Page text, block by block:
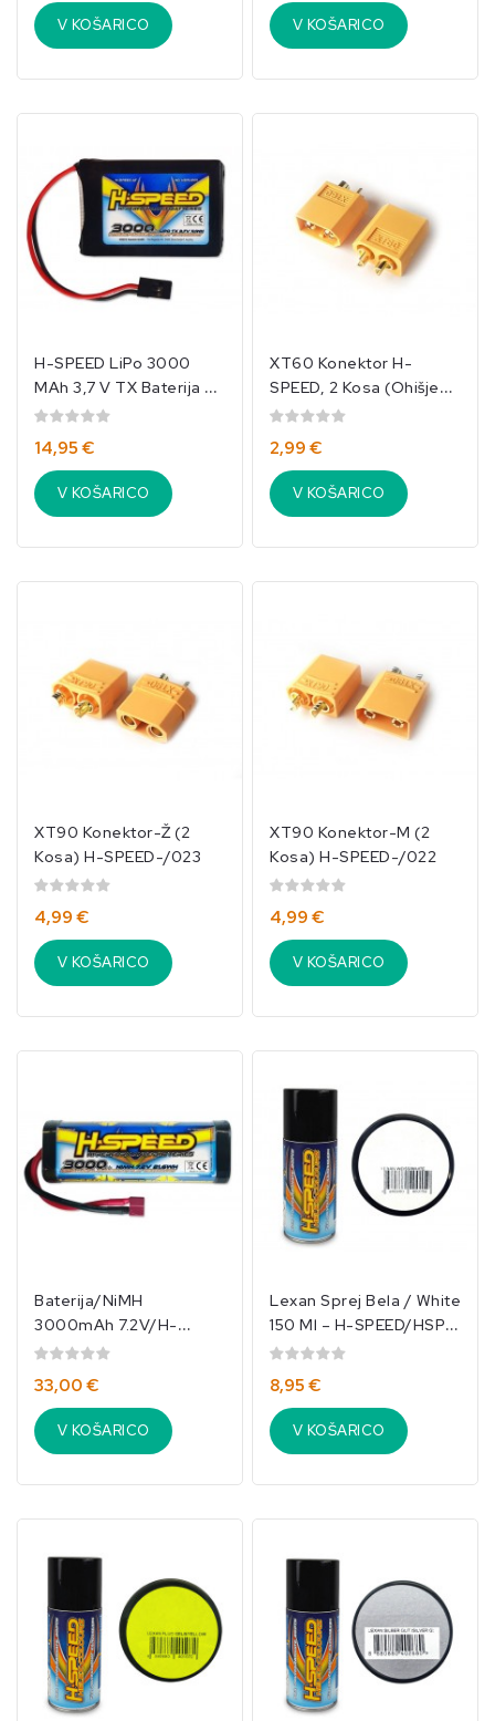
V KOŠARICO V KOŠARICO
H-SPEED LiPo 3000
MAh 3,7 V TX Baterija Za
Oddajnik/50014
14,95 €
V KOŠARICO
XT60 Konektor H-
SPEED, 2 Kosa (ohišje
Ženski / Kontakti
2,99 €
V KOŠARICO
XT90 Konektor-Ž (2
Kosa) H-SPEED-/023
4,99 €
V KOŠARICO
XT90 Konektor-M (2
Kosa) H-SPEED-/022
4,99 €
V KOŠARICO
Baterija/NiMH
3000mAh 7.2V/H-
SPEED/001NIMH
33,00 €
V KOŠARICO
Lexan Sprej Bela / White
150 Ml – H-SPEED/HSP-
S001
8,95 €
V KOŠARICO